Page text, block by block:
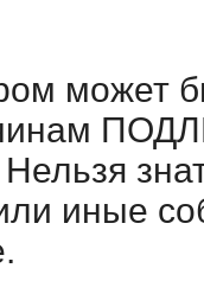
может
иные